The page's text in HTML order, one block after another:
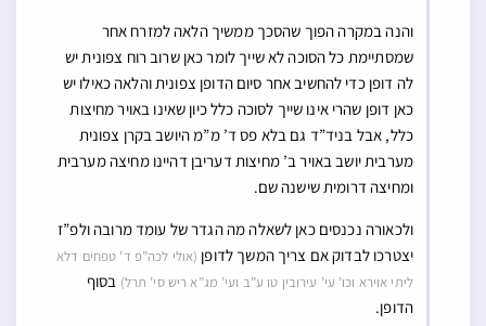
והנה במקרה הפוך שהסכך ממשיך הלאה למזרח אחר
שמסתיימת כל הסוכה לא שייך לומר כאן שרוב רוח צפונית יש
לה דופן כדי להחשיב אחר סיום הדופן צפונית והלאה כאילו יש
כאן דופן שהרי אינו שייך לסוכה כלל כיון שאינו באויר מחיצות
כלל, אבל בניד”ד גם בלא פס ד’ מ”מ היושב בקרן צפונית
מערבית יושב באויר ב’ מחיצות דעריבן דהיינו מחיצה מערבית
ומחיצה דרומית שישנה שם.
ולכאורה נכנסים כאן לשאלה מה הגדר של עומד מרובה ולפ”ז
יצטרכו לבדוק אם צריך המשך לדופן (אולי לכה”פ ד’ טפחים דלא
ליתי אוירא וכו’ עי’ עירובין טו ע”ב ועי’ מג”א ריש סי’ תרל) בסוף
הדופן.